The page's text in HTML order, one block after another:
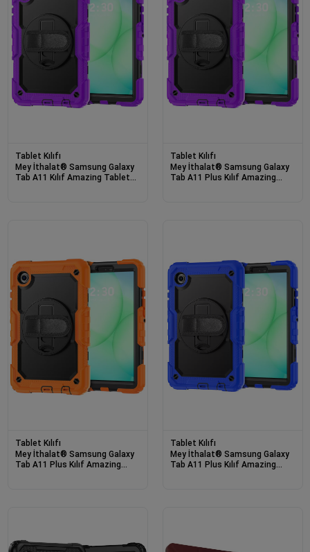
Tablet Kılıfı
Mey İthalat® Samsung Galaxy
Tab A11 Kılıf Amazing Tablet
Tablet Kılıfı
Mey İthalat® Samsung Galaxy
Tab A11 Plus Kılıf Amazing
Tablet Kılıfı
Mey İthalat® Samsung Galaxy
Tab A11 Plus Kılıf Amazing
Tablet Kılıfı
Mey İthalat® Samsung Galaxy
Tab A11 Plus Kılıf Amazing